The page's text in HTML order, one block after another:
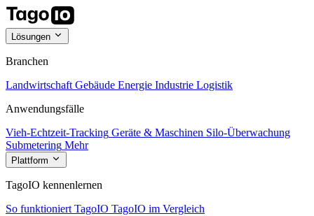
Lösungen
Branchen
Landwirtschaft Gebäude Energie Industrie Logistik
Anwendungsfälle
Vieh-Echtzeit-Tracking Geräte & Maschinen Silo-Überwachung
Submetering Mehr
Plattform
TagoIO kennenlernen
So funktioniert TagoIO TagoIO im Vergleich